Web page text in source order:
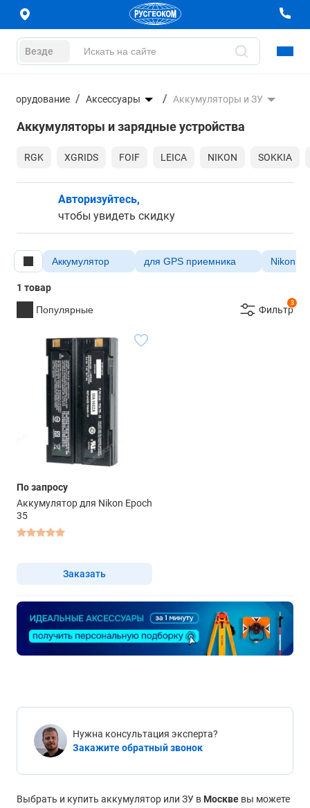
Везде
оборудование Аксессуары Аккумуляторы и ЗУ
Аккумуляторы и зарядные устройства
RGK XGRIDS FOIF LEICA NIKON SOKKIA
Авторизуйтесь,
чтобы увидеть скидку
Аккумулятор для GPS приемника Nikon
1 товар
Популярные
3
Фильтр
По запросу
Аккумулятор для Nikon Epoch
35
Заказать
Нужна консультация эксперта?
Закажите обратный звонок
Выбрать и купить аккумулятор или ЗУ в Москве вы можете